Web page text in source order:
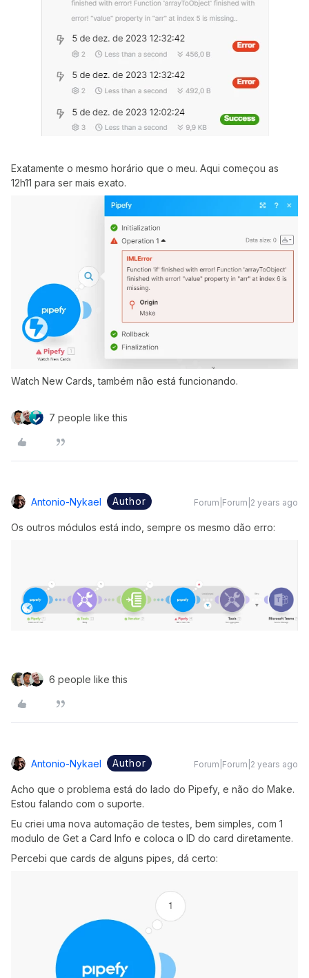
Exatamente o mesmo horário que o meu. Aqui começou as
12h11 para ser mais exato.
Watch New Cards, também não está funcionando.
7 people like this
Antonio-Nykael Author Forum|Forum|2 years ago
Os outros módulos está indo, sempre os mesmo dão erro:
6 people like this
Antonio-Nykael Author Forum|Forum|2 years ago
Acho que o problema está do lado do Pipefy, e não do Make.
Estou falando com o suporte.
Eu criei uma nova automação de testes, bem simples, com 1
modulo de Get a Card Info e coloca o ID do card diretamente.
Percebi que cards de alguns pipes, dá certo: